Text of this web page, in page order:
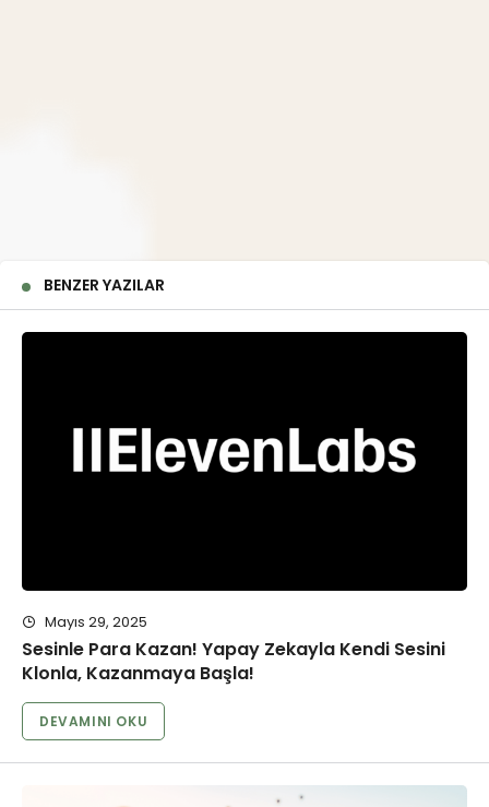
BENZER YAZILAR
Mayıs 29, 2025
Sesinle Para Kazan! Yapay Zekayla Kendi Sesini
Klonla, Kazanmaya Başla!
DEVAMINI OKU